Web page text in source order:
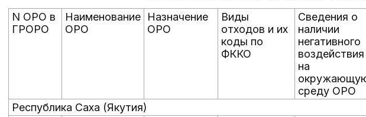
N ОРО в
ГРОРО
Наименование
ОРО
Назначение
ОРО
Виды
отходов и их
коды по
ФККО
Сведения о
наличии
негативного
воздействия
на
среду ОРО
Республика Саха (Якутия)